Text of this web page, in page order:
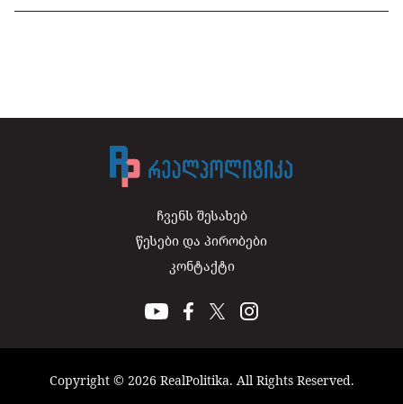
ჩვენს შესახებ
წესები და პირობები
კონტაქტი
Copyright © 2026 RealPolitika. All Rights Reserved.